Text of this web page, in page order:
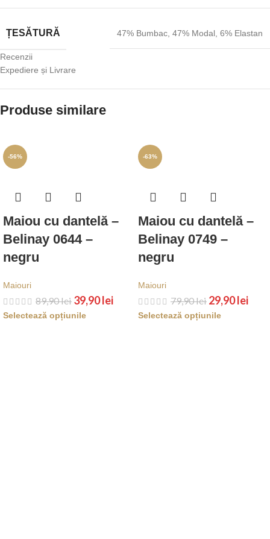
ȚESĂTURĂ 47% Bumbac 47% Modal 6% Elastan
Recenzii
Expediere și Livrare
Produse similare
-56%
Maiou cu dantelă –
Belinay 0644 –
negru
Maiouri
89,90lei 39,90lei
Selectează opțiunile
-63%
Maiou cu dantelă –
Belinay 0749 –
negru
Maiouri
79,90lei 29,90lei
Selectează opțiunile